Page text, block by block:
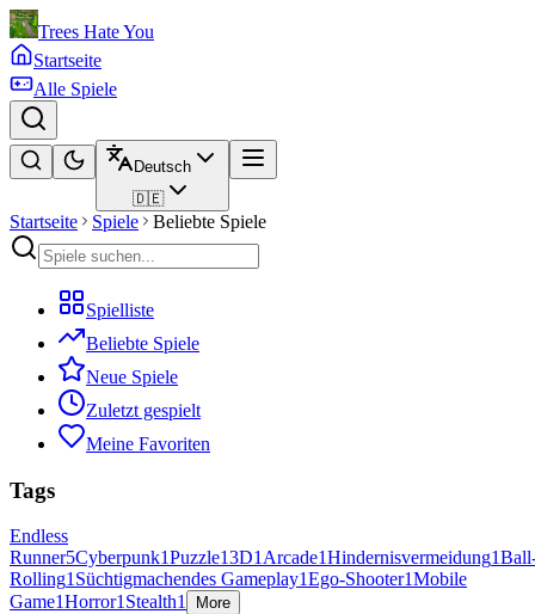
Trees Hate You
Startseite
Alle Spiele
Deutsch
🇩🇪
Startseite Spiele Beliebte Spiele
Spielliste
Beliebte Spiele
Neue Spiele
Zuletzt gespielt
Meine Favoriten
Tags
Endless
Runner5Cyberpunk1Puzzle13D1Arcade1Hindernisvermeidung1
Rolling1Süchtigmachendes Gameplay1Ego-Shooter1Mobile
Game1Horror1Stealth1 More